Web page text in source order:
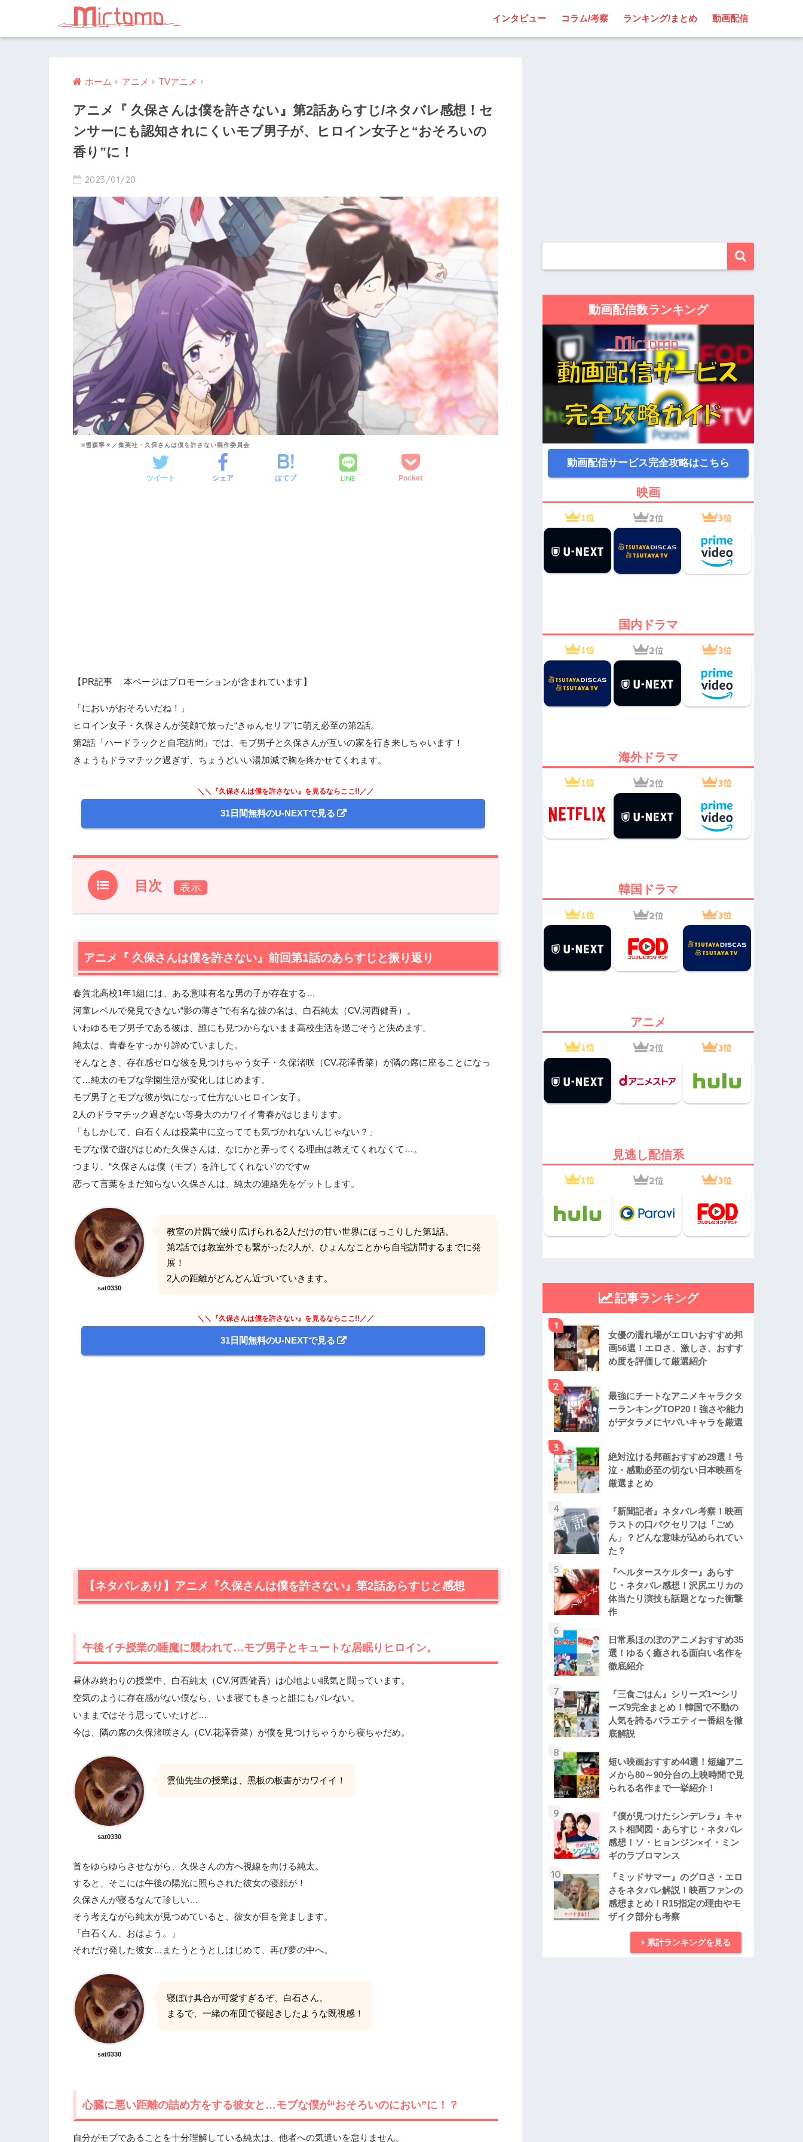
インタビュー コラム/考察 ランキング/まとめ 動画配信
ホーム アニメ TVアニメ
アニメ『 久保さんは僕を許さない』第2話あらすじ/ネタバレ感想！セ
ンサーにも認知されにくいモブ男子が、ヒロイン女子と“おそろいの
香り”に！
2023/01/20
©雪森寧々／集英社・久保さんは僕を許さない製作委員会
ツイート シェア はてブ LINE Pocket
【PR記事 本ページはプロモーションが含まれています】
「においがおそろいだね！」
ヒロイン女子・久保さんが笑顔で放った“きゅんセリフ”に萌え必至の第2話。
第2話「ハードラックと自宅訪問」では、モブ男子と久保さんが互いの家を行き来しちゃいます！
きょうもドラマチック過ぎず、ちょうどいい湯加減で胸を疼かせてくれます。
＼＼『久保さんは僕を許さない』を見るならここ!!／／
31日間無料のU-NEXTで見る
目次
1.アニメ『 久保さんは僕を許さない』前回第1話のあらすじと振り返り
2.1 午後イチ授業の睡魔に襲われて…モブ男子とキュートな居眠りヒロイン。
2.2心臓に悪い距離の詰め方をする彼女と…モブな僕が“おそろいのにおい”に！？
2.3 センサーにも認知されないモブの家へ…ヒロイン女子がまさかの自宅訪問！
ヒロイン女子にとっての特別な朝。大人の香りを纏って…！
3. アニメ『久保さんは僕を許さない』の次回に期待するもの
アニメ『 久保さんは僕を許さない』前回第1話のあらすじと振り返り
春賀北高校1年1組には、ある意味有名な男の子が存在する…
河童レベルで発見できない“影の薄さ”で有名な彼の名は、白石純太（CV.河西健吾）。
いわゆるモブ男子である彼は、誰にも見つからないまま高校生活を過ごそうと決めます。
純太は、青春をすっかり諦めていました。
そんなとき、存在感ゼロな彼を見つけちゃう女子・久保渚咲（CV.花澤香菜）が隣の席に座ることになっ
て…純太のモブな学園生活が変化しはじめます。
モブ男子とモブな彼が気になって仕方ないヒロイン女子。
2人のドラマチック過ぎない等身大のカワイイ青春がはじまります。
「もしかして、白石くんは授業中に立ってても気づかれないんじゃない？」
モブな僕で遊びはじめた久保さんは、なにかと弄ってくる理由は教えてくれなくて…。
つまり、“久保さんは僕（モブ）を許してくれない”のですw
恋って言葉をまだ知らない久保さんは、純太の連絡先をゲットします。
sat0330
教室の片隅で繰り広げられる2人だけの甘い世界にほっこりした第1話。
第2話では教室外でも繋がった2人が、ひょんなことから自宅訪問するまでに発
展！
2人の距離がどんどん近づいていきます。
＼＼『久保さんは僕を許さない』を見るならここ!!／／
31日間無料のU-NEXTで見る
【ネタバレあり】アニメ『久保さんは僕を許さない』第2話あらすじと感想
午後イチ授業の睡魔に襲われて…モブ男子とキュートな居眠りヒロイン。
昼休み終わりの授業中、白石純太（CV.河西健吾）は心地よい眠気と闘っています。
空気のように存在感がない僕なら、いま寝てもきっと誰にもバレない。
いままではそう思っていたけど…
今は、隣の席の久保渚咲さん（CV.花澤香菜）が僕を見つけちゃうから寝ちゃだめ。
sat0330
雲仙先生の授業は、黒板の板書がカワイイ！
首をゆらゆらさせながら、久保さんの方へ視線を向ける純太。
すると、そこには午後の陽光に照らされた彼女の寝顔が！
久保さんが寝るなんて珍しい…
そう考えながら純太が見つめていると、彼女が目を覚まします。
「白石くん、おはよう。」
それだけ発した彼女…またうとうとしはじめて、再び夢の中へ。
sat0330
寝ぼけ具合が可愛すぎるぞ、白石さん。
まるで、一緒の布団で寝起きしたような既視感！
心臓に悪い距離の詰め方をする彼女と…モブな僕が“おそろいのにおい”に！？
自分がモブであることを十分理解している純太は、他者への気遣いを怠りません。
動画配信数ランキング
動画配信サービス完全攻略はこちら
映画
国内ドラマ
海外ドラマ
韓国ドラマ
アニメ
見逃し配信系
記事ランキング
1
女優の濡れ場がエロいおすすめ邦
画56選！エロさ、激しさ、おすす
め度を評価して厳選紹介
2
最強にチートなアニメキャラクタ
ーランキングTOP20！強さや能力
がデタラメにヤバいキャラを厳選
3
絶対泣ける邦画おすすめ29選！号
泣・感動必至の切ない日本映画を
厳選まとめ
4
『新聞記者』ネタバレ考察！映画
ラストの口パクセリフは「ごめ
ん」？どんな意味が込められてい
た？
5
『ヘルタースケルター』あらす
じ・ネタバレ感想！沢尻エリカの
体当たり演技も話題となった衝撃
作
6
日常系ほのぼのアニメおすすめ35
選！ゆるく癒される面白い名作を
徹底紹介
7
『三食ごはん』シリーズ1〜シリ
ーズ9完全まとめ！韓国で不動の
人気を誇るバラエティー番組を徹
底解説
8
短い映画おすすめ44選！短編アニ
メから80～90分台の上映時間で見
られる名作まで一挙紹介！
9
『僕が見つけたシンデレラ』キャ
スト相関図・あらすじ・ネタバレ
感想！ソ・ヒョンジン×イ・ミン
ギのラブロマンス
10
『ミッドサマー』のグロさ・エロ
さをネタバレ解説！映画ファンの
感想まとめ！R15指定の理由やモ
ザイク部分も考察
累計ランキングを見る